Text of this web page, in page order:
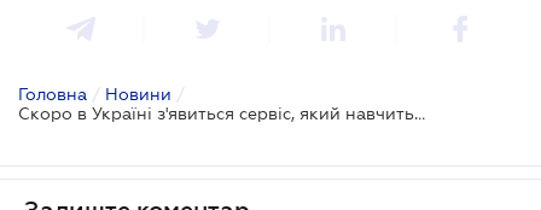
Головна / Новини /
Скоро в Україні з'явиться сервіс, який навчить громадян фінансової грамотності